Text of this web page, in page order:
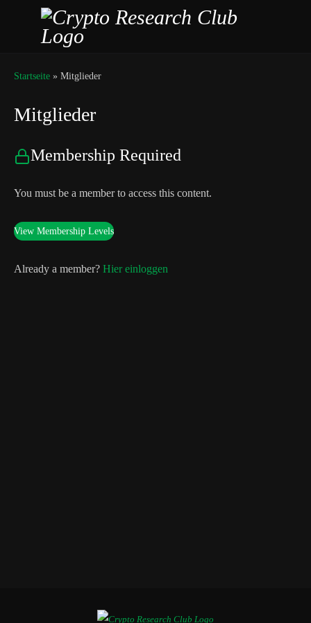
Startseite » Mitglieder
Mitglieder
Membership Required
You must be a member to access this content.
View Membership Levels
Already a member? Hier einloggen